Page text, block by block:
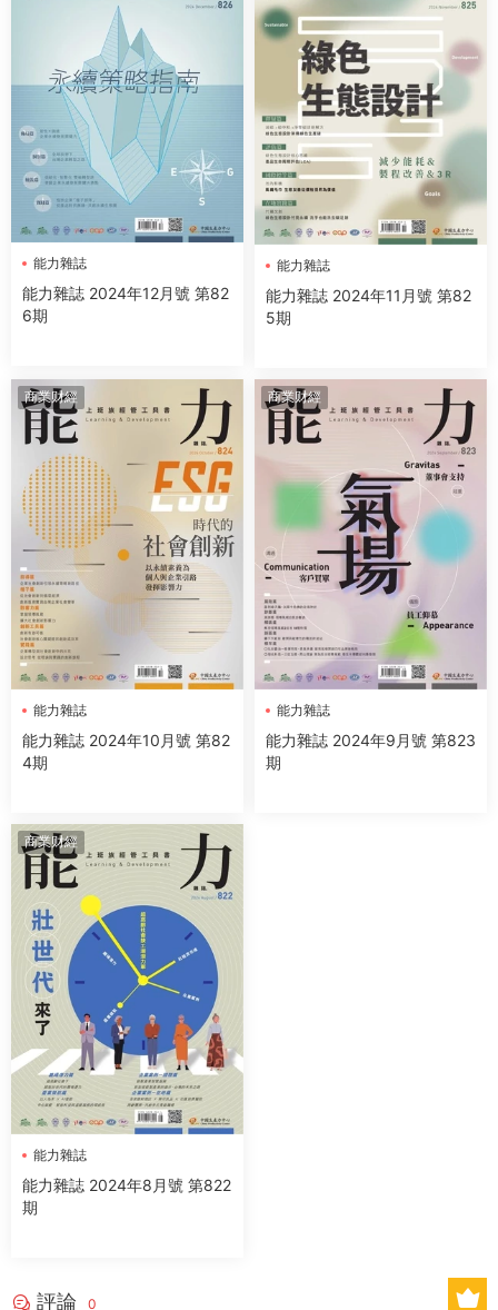
能力雜誌
能力雜誌 2024年12月號 第82
6期
能力雜誌
能力雜誌 2024年11月號 第82
5期
商業财經
能力雜誌
能力雜誌 2024年10月號 第82
4期
商業财經
能力雜誌
能力雜誌 2024年9月號 第823
期
商業财經
能力雜誌
能力雜誌 2024年8月號 第822
期
評論 0